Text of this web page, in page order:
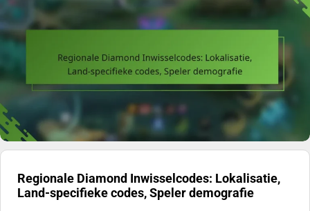
Regionale Diamond Inwisselcodes: Lokalisatie,
Land-specifieke codes, Speler demografie